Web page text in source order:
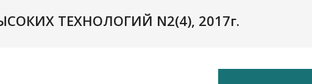
ТЕХНОЛОГИЙ N2(4), 2017г.